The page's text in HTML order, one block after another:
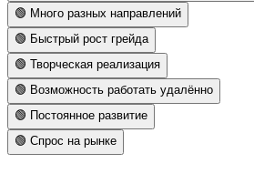
🟢 Много разных направлений
🟢 Быстрый рост грейда
🟢 Творческая реализация
🟢 Возможность работать удалённо
🟢 Постоянное развитие
🟢 Спрос на рынке